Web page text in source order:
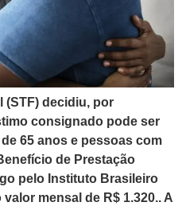
(STF) decidiu, por
consignado pode ser
65 anos e pessoas com
de Prestação
pelo Instituto Brasileiro
mensal de R$ 1.320.. A